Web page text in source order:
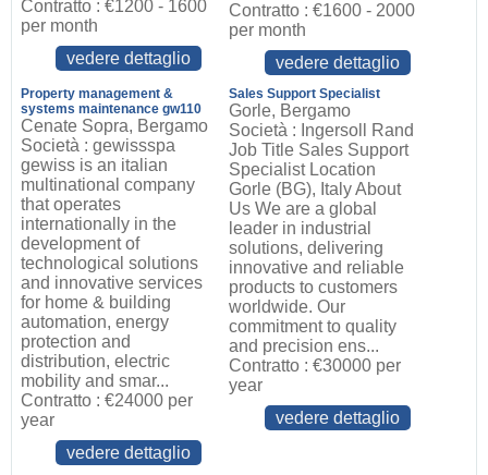
Contratto : €1200 - 1600
per month
vedere dettaglio
Contratto : €1600 - 2000
per month
vedere dettaglio
Property management &
systems maintenance gw110
Cenate Sopra, Bergamo
Società : gewissspa
gewiss is an italian
multinational company
that operates
internationally in the
development of
technological solutions
and innovative services
for home & building
automation, energy
protection and
distribution, electric
mobility and smar...
Contratto : €24000 per
year
vedere dettaglio
Sales Support Specialist
Gorle, Bergamo
Società : Ingersoll Rand
Job Title Sales Support
Specialist Location
Gorle (BG), Italy About
Us We are a global
leader in industrial
solutions, delivering
innovative and reliable
products to customers
worldwide. Our
commitment to quality
and precision ens...
Contratto : €30000 per
year
vedere dettaglio